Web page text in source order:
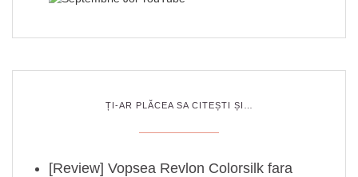
ȚI-AR PLĂCEA SA CITEȘTI ȘI…
[Review] Vopsea Revlon Colorsilk fara